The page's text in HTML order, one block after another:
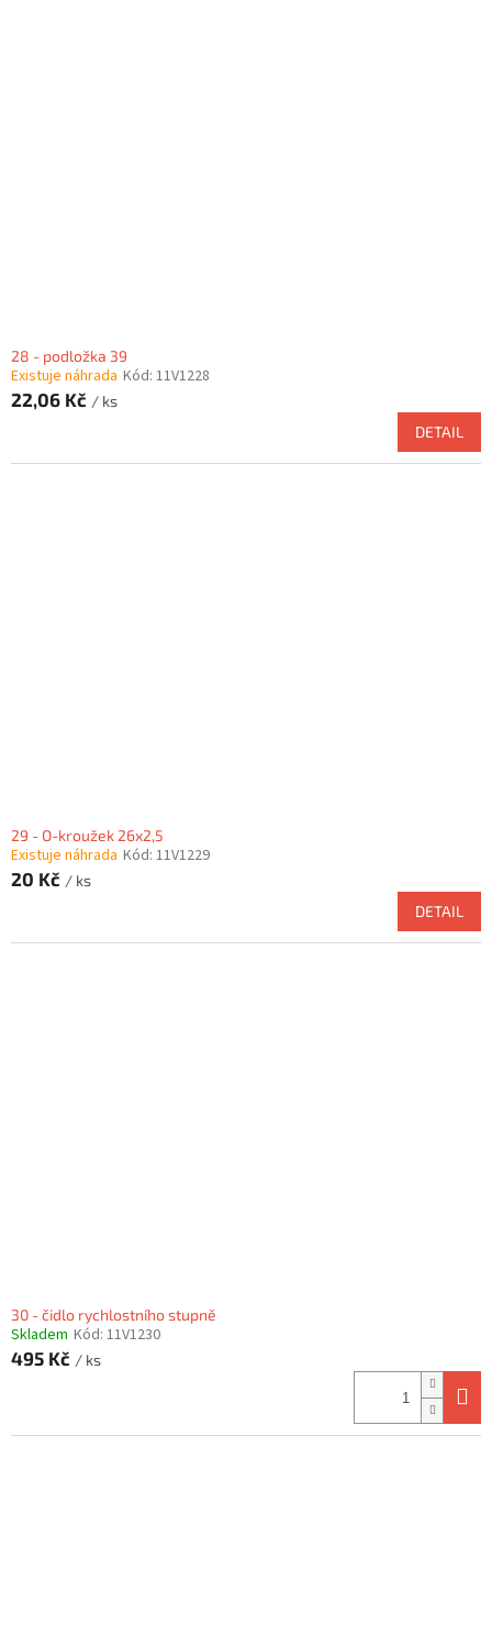
28 - podložka 39
Existuje náhrada Kód: 11V1228
22,06 Kč / ks
DETAIL
29 - O-kroužek 26x2,5
Existuje náhrada Kód: 11V1229
20 Kč / ks
DETAIL
30 - čidlo rychlostního stupně
Skladem Kód: 11V1230
495 Kč / ks